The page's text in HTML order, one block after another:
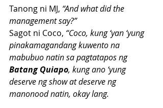
Tanong ni MJ, “And what did the
management say?”
Sagot ni Coco, “Coco, kung ‘yan ‘yung
pinakamagandang kuwento na
mabubuo natin sa pagtatapos ng
Batang Quiapo, kung ano ‘yung
deserve ng show at deserve ng
manonood natin, okay lang.